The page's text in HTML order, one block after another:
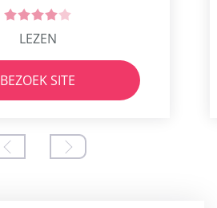
LEZEN
BEZOEK SITE